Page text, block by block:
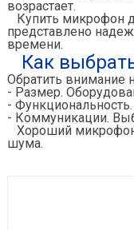
возрастает.
Купить микрофон
представлено
времени.
Как
Обратить
- Размер.
-
- Коммуникации.
Хороший микрофон
шума.